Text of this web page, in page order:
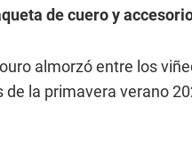
de cuero y
almorzó entre los
de la primavera verano